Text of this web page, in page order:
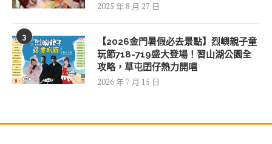
2025 年 8 月 27 日
3
【2026金門暑假必去景點】烈嶼親子童
玩節718-719盛大登場！習山湖公園全
攻略，草屯囝仔熱力開唱
2026 年 7 月 15 日